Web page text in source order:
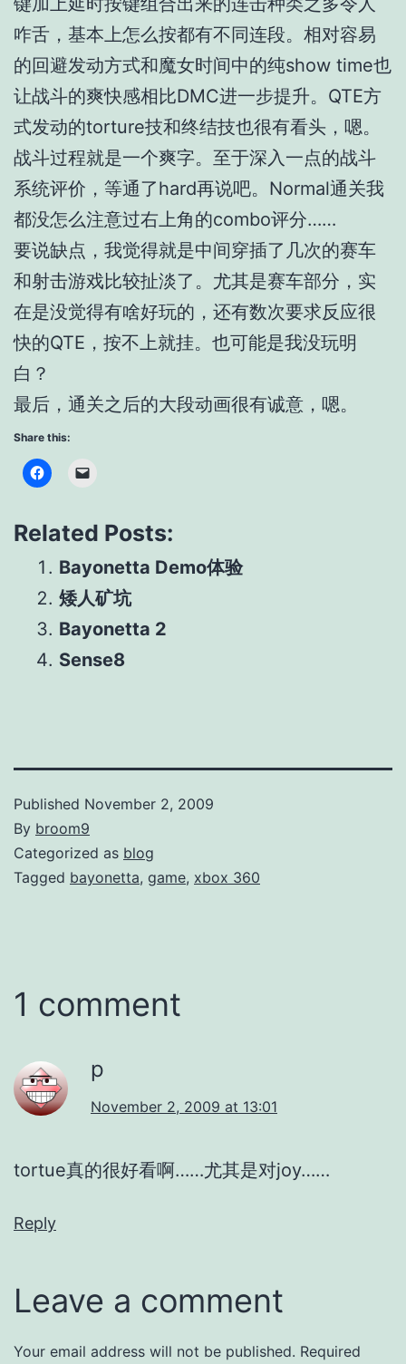
咋舌，基本上怎么按都有不同连段。相对容易
的回避发动方式和魔女时间中的纯show time也
让战斗的爽快感相比DMC进一步提升。QTE方
式发动的torture技和终结技也很有看头，嗯。
战斗过程就是一个爽字。至于深入一点的战斗
系统评价，等通了hard再说吧。Normal通关我
都没怎么注意过右上角的combo评分……
要说缺点，我觉得就是中间穿插了几次的赛车
和射击游戏比较扯淡了。尤其是赛车部分，实
在是没觉得有啥好玩的，还有数次要求反应很
快的QTE，按不上就挂。也可能是我没玩明
白？
最后，通关之后的大段动画很有诚意，嗯。
Share this:
Related Posts:
Bayonetta Demo体验
矮人矿坑
Bayonetta 2
Sense8
Published November 2, 2009
By broom9
Categorized as blog
Tagged bayonetta, game, xbox 360
1 comment
p
November 2, 2009 at 13:01
tortue真的很好看啊……尤其是对joy……
Reply
Leave a comment
Your email address will not be published. Required